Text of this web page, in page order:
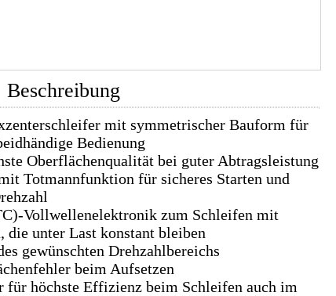
Beschreibung
mit symmetrischer Bauform für
Bedienung
Oberflächenqualität bei guter Abtragsleistung
Totmannfunktion für sicheres Starten und
Vollwellenelektronik zum Schleifen mit
die unter Last konstant bleiben
gewünschten Drehzahlbereichs
beim Aufsetzen
höchste Effizienz beim Schleifen auch im